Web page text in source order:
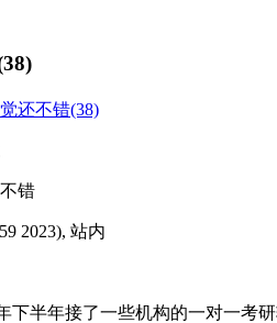
还不错(38)
错
2023), 站内
下半年接了一些机构的一对一考